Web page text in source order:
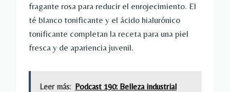
fragante rosa para reducir el enrojecimiento. El
té blanco tonificante y el ácido hialurónico
tonificante completan la receta para una piel
fresca y de apariencia juvenil.
Leer más: Podcast 190: Belleza industrial